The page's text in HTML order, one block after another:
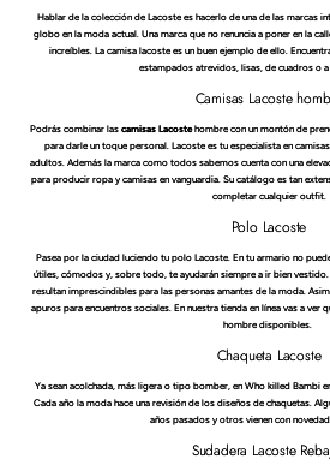
Hablar de la colección de Lacoste es hacerlo de una de las marcas
globo en la moda actual. Una marca que no renuncia a poner en la
increíbles. La camisa lacoste es un buen ejemplo de ello.
estampados atrevidos, lisas, de cuadros o
Camisas Lacoste
Podrás combinar las camisas Lacostehombre con un montón de
para darle un toque personal. Lacoste es tu especialista en
adultos. Además la marca como todos sabemos cuenta con una
para producir ropa y camisas en vanguardia. Su catálogo es tan
completar cualquier outfit.
Polo Lacoste
Pasea por la ciudad luciendo tu polo Lacoste. En tu armario no
útiles, cómodos y, sobre todo, te ayudarán siempre a ir bien
resultan imprescindibles para las personas amantes de la moda.
apuros para encuentros sociales. En nuestra tienda en línea vas a ver
hombre disponibles.
Chaqueta Lacoste
Ya sean acolchada, más ligera o tipo bomber, en Who killed Bambi
Cada año la moda hace una revisión de los diseños de chaquetas.
años pasados y otros vienen con
Sudadera Lacoste